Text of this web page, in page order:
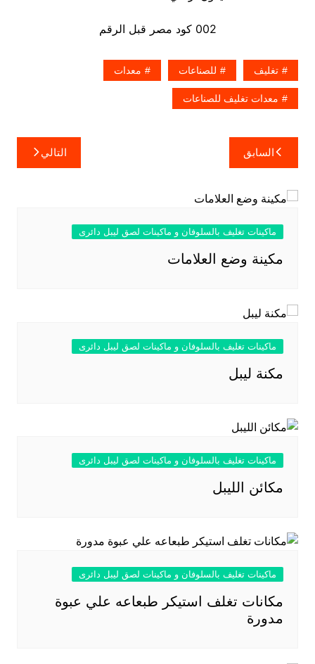
002 كود مصر قبل الرقم
تغليف للصناعات معدات
معدات تغليف للصناعات
تصفّح
المقالات
السابق التالي
ماكينات تغليف بالسلوفان و ماكينات لصق ليبل دائرى
مكينة وضع العلامات
ماكينات تغليف بالسلوفان و ماكينات لصق ليبل دائرى
مكنة ليبل
ماكينات تغليف بالسلوفان و ماكينات لصق ليبل دائرى
مكائن الليبل
ماكينات تغليف بالسلوفان و ماكينات لصق ليبل دائرى
مكانات تغلف استيكر طبعاعه علي عبوة
مدورة